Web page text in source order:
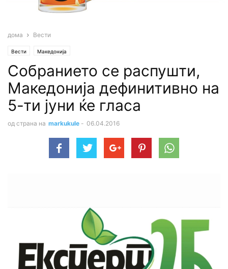
дома Вести
Вести Македонија
Собранието се распушти,
Македонија дефинитивно на
5-ти јуни ќе гласа
од страна на markukule - 06.04.2016